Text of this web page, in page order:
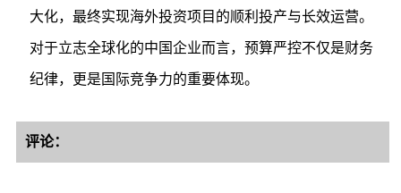
大化，最终实现海外投资项目的顺利投产与长效运营。
对于立志全球化的中国企业而言，预算严控不仅是财务
纪律，更是国际竞争力的重要体现。
评论：